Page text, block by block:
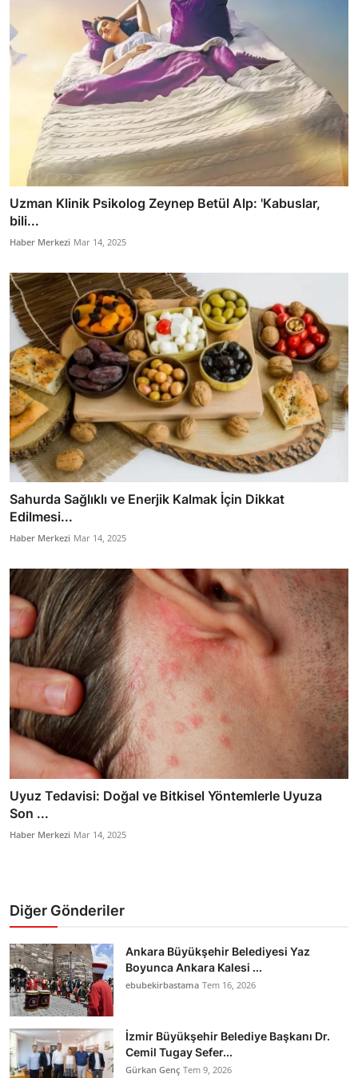
Uzman Klinik Psikolog Zeynep Betül Alp: 'Kabuslar,
bili...
Haber Merkezi Mar 14, 2025
Sahurda Sağlıklı ve Enerjik Kalmak İçin Dikkat
Edilmesi...
Haber Merkezi Mar 14, 2025
Uyuz Tedavisi: Doğal ve Bitkisel Yöntemlerle Uyuza
Son ...
Haber Merkezi Mar 14, 2025
Diğer Gönderiler
Ankara Büyükşehir Belediyesi Yaz
Boyunca Ankara Kalesi ...
ebubekirbastama Tem 16, 2026
İzmir Büyükşehir Belediye Başkanı Dr.
Cemil Tugay Sefer...
Gürkan Genç Tem 9, 2026